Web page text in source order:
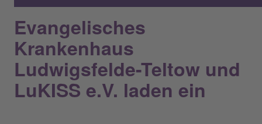
Evangelisches
Krankenhaus
Ludwigsfelde-Teltow und
LuKISS e.V. laden ein